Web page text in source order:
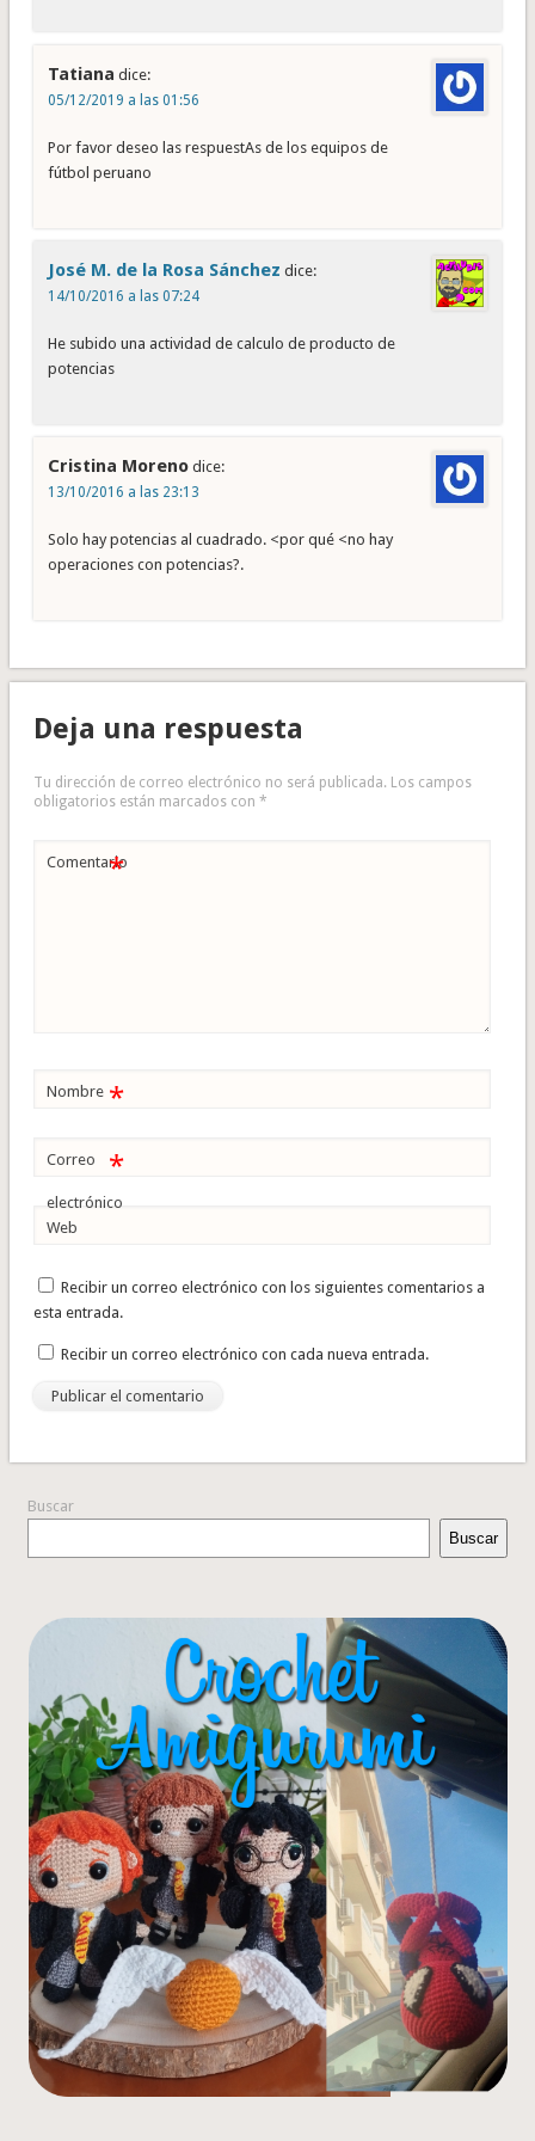
Tatiana dice:
05/12/2019 a las 01:56
Por favor deseo las respuestAs de los equipos de
fútbol peruano
José M. de la Rosa Sánchez dice:
14/10/2016 a las 07:24
He subido una actividad de calculo de producto de
potencias
Cristina Moreno dice:
13/10/2016 a las 23:13
Solo hay potencias al cuadrado. <por qué <no hay
operaciones con potencias?.
Deja una respuesta
Tu dirección de correo electrónico no será publicada. Los campos
obligatorios están marcados con *
Comentario
*
Nombre *
Correo
electrónico
*
Web
Recibir un correo electrónico con los siguientes comentarios a
esta entrada.
Recibir un correo electrónico con cada nueva entrada.
Buscar
Buscar